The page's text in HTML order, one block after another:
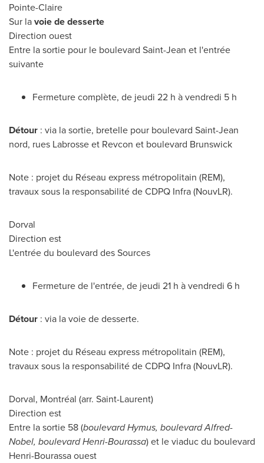
Pointe-Claire
Sur lavoie de desserte
Direction ouest
Entre la sortie pour le boulevard Saint-Jean et l'entrée
suivante
Fermeture complète, de jeudi 22 h à vendredi 5 h
Détour : via la sortie, bretelle pour boulevard Saint-Jean
nord, rues Labrosse et Revcon et boulevard Brunswick
Note : projet du Réseau express métropolitain (REM),
travaux sous la responsabilité de CDPQ Infra (NouvLR).
Dorval
Direction est
L'entrée du boulevard des Sources
Fermeture de l'entrée, de jeudi 21 h à vendredi 6 h
Détour : via la voie de desserte.
Note : projet du Réseau express métropolitain (REM),
travaux sous la responsabilité de CDPQ Infra (NouvLR).
Dorval, Montréal (arr. Saint-Laurent)
Direction est
Entre la sortie 58 (boulevard Hymus, boulevard Alfred-
Nobel, boulevard Henri-Bourassa) et le viaduc du boulevard
Henri-Bourassa ouest